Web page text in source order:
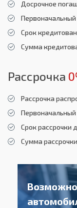
Досрочное
Первоначальный
Срок
Сумма
Рассрочка
Рассрочка
Первоначальный
Срок рассрочки
Сумма